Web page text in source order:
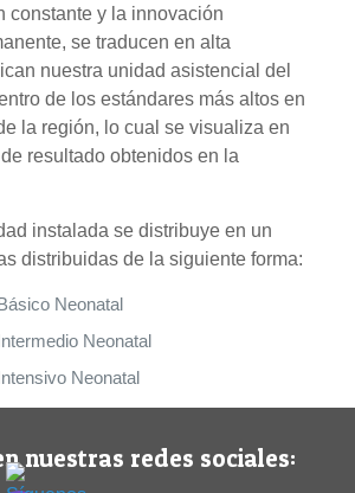
constante y la innovación
se traducen en alta
nuestra unidad asistencial del
de los estándares más altos en
la región, lo cual se visualiza en
resultado obtenidos en la
instalada se distribuye en un
distribuidas de la siguiente forma:
Neonatal
Neonatal
Neonatal
nuestras redes sociales: